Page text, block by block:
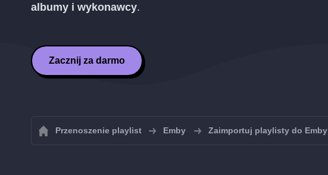
albumy i wykonawcy.
Zacznij za darmo
Przenoszenie playlist Emby Zaimportuj playlisty do Emby